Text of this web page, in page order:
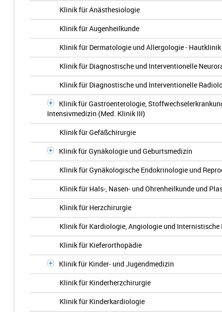
Klinik für Anästhesiologie
Klinik für Augenheilkunde
Klinik für Dermatologie und Allergologie - Hautklinik
Klinik für Diagnostische und Interventionelle
Klinik für Diagnostische und Interventionelle
Klinik für Gastroenterologie,
Intensivmedizin (Med. Klinik III)
Klinik für Gefäßchirurgie
Klinik für Gynäkologie und Geburtsmedizin
Klinik für Gynäkologische Endokrinologie und
Klinik für Hals-, Nasen- und Ohrenheilkunde und
Klinik für Herzchirurgie
Klinik für Kardiologie, Angiologie und
Klinik für Kieferorthopädie
Klinik für Kinder- und Jugendmedizin
Klinik für Kinderherzchirurgie
Klinik für Kinderkardiologie